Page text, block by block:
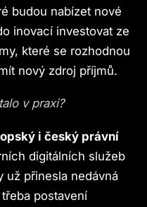
budou nabízet nové
inovací investovat ze
které se rozhodnou
nový zdroj příjmů.
v praxi?
i český právní
digitálních služeb
už přinesla nedávná
postavení